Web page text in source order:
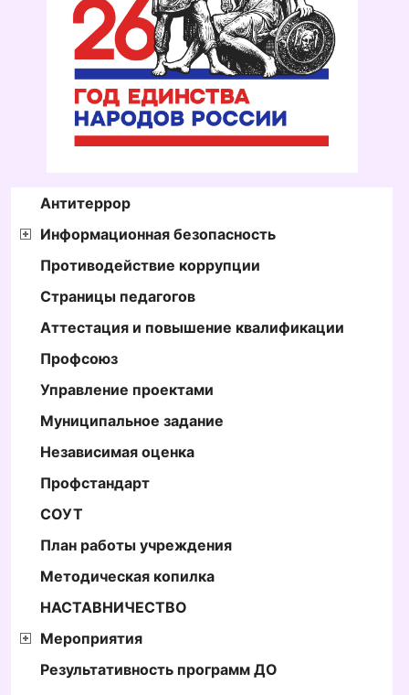
Антитеррор
Информационная безопасность
Противодействие коррупции
Страницы педагогов
Аттестация и повышение квалификации
Профсоюз
Управление проектами
Муниципальное задание
Независимая оценка
Профстандарт
СОУТ
План работы учреждения
Методическая копилка
НАСТАВНИЧЕСТВО
Мероприятия
Результативность программ ДО